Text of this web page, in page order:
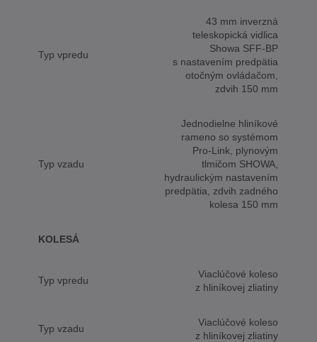
Typ vpredu
43 mm inverzná
teleskopická vidlica
Showa SFF-BP
s nastavením predpätia
otočným ovládačom,
zdvih 150 mm
Typ vzadu
Jednodielne hliníkové
rameno so systémom
Pro-Link, plynovým
tlmičom SHOWA,
hydraulickým nastavením
predpätia, zdvih zadného
kolesa 150 mm
KOLESÁ
Typ vpredu
Viaclúčové koleso
z hliníkovej zliatiny
Typ vzadu
Viaclúčové koleso
z hliníkovej zliatiny